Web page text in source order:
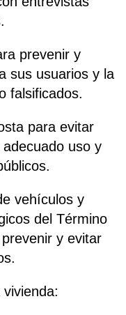
prevenir y
sus usuarios y la
falsificados.
para evitar
uso y
vehículos y
del Término
y evitar